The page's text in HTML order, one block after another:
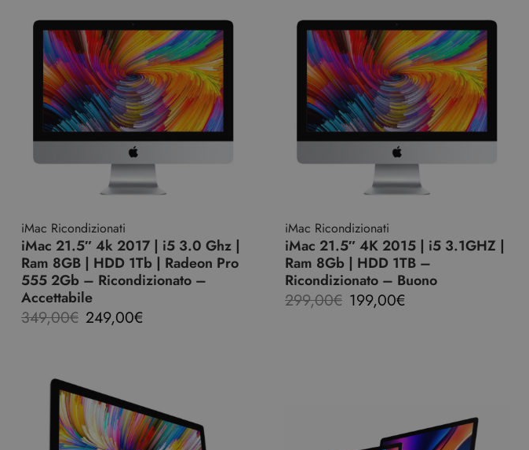
iMac Ricondizionati
iMac 21.5″ 4k 2017 | i5 3.0 Ghz |
Ram 8GB | HDD 1Tb | Radeon Pro
555 2Gb – Ricondizionato –
Accettabile
349,00€ 249,00€
iMac Ricondizionati
iMac 21.5″ 4K 2015 | i5 3.1GHZ |
Ram 8Gb | HDD 1TB –
Ricondizionato – Buono
299,00€ 199,00€